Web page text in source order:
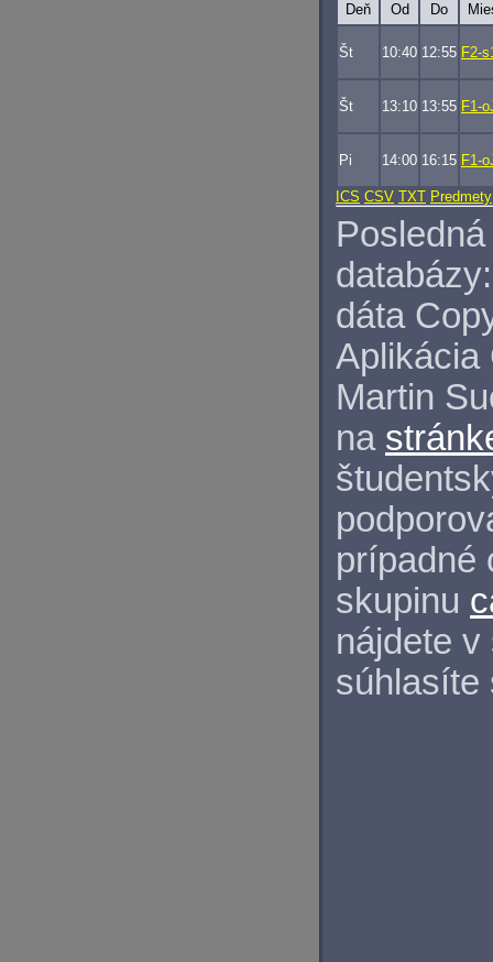
Deň Od Do
Št 10:40 12:55 F2-
Št 13:10 13:55 F1-
Pi 14:00 16:15 F1-
ICS CSV TXT Predmety
databázy:
dáta
Aplikácia
Martin
na
prípadné
skupinu
nájdete